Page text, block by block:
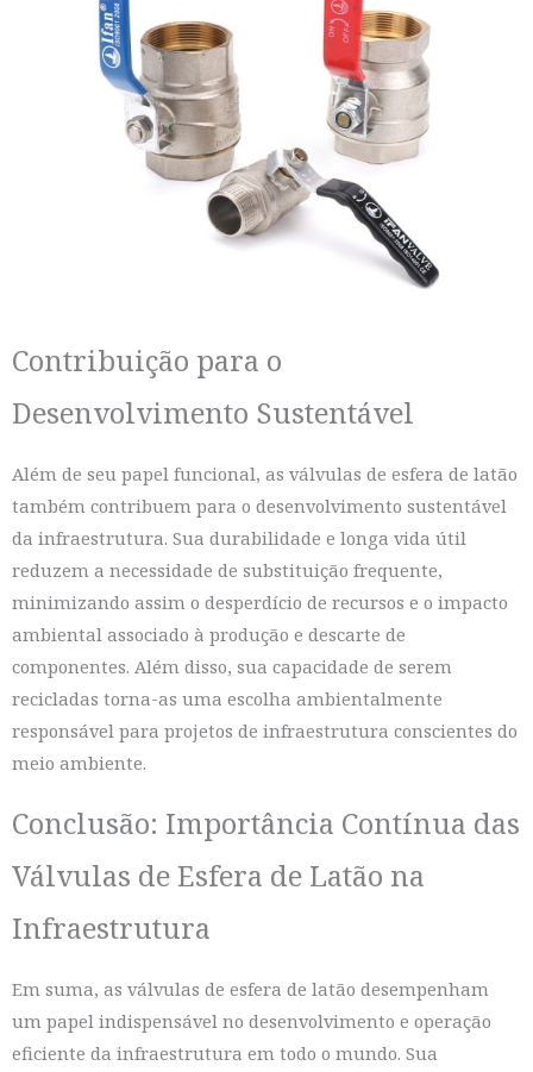
Contribuição para o
Desenvolvimento Sustentável
Além de seu papel funcional, as válvulas de esfera de latão
também contribuem para o desenvolvimento sustentável
da infraestrutura. Sua durabilidade e longa vida útil
reduzem a necessidade de substituição frequente,
minimizando assim o desperdício de recursos e o impacto
ambiental associado à produção e descarte de
componentes. Além disso, sua capacidade de serem
recicladas torna-as uma escolha ambientalmente
responsável para projetos de infraestrutura conscientes do
meio ambiente.
Conclusão: Importância Contínua das
Válvulas de Esfera de Latão na
Infraestrutura
Em suma, as válvulas de esfera de latão desempenham
um papel indispensável no desenvolvimento e operação
eficiente da infraestrutura em todo o mundo. Sua